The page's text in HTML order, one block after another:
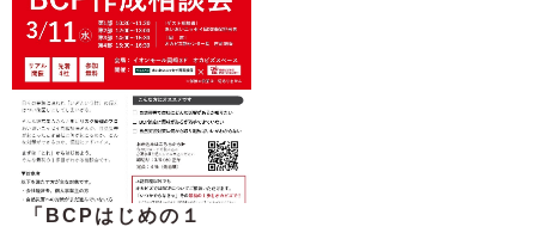
「BCPはじめの１